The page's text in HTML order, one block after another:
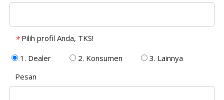
* Pilih profil Anda, TKS!
1. Dealer
2. Konsumen
3. Lainnya
Pesan